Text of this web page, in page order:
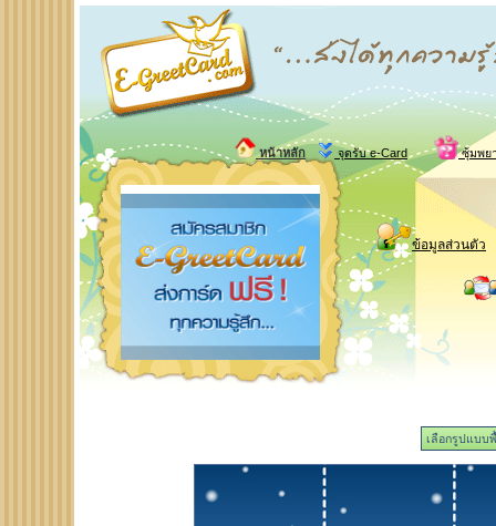
หน้าหลัก จุดรับ e-Card ซุ้มพย
ข้อมูลส่วนตัว
เลือกรูปแบบ